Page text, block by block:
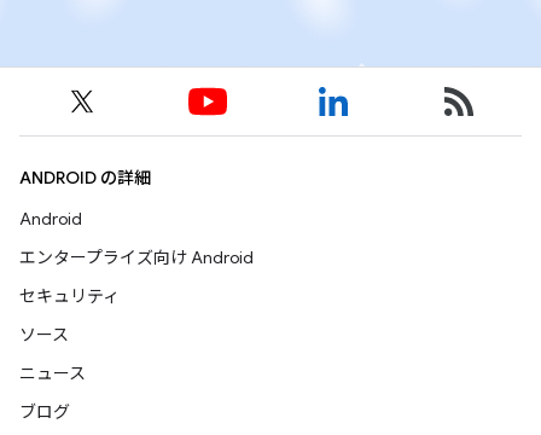
ANDROID の詳細
Android
エンタープライズ向け Android
セキュリティ
ソース
ニュース
ブログ